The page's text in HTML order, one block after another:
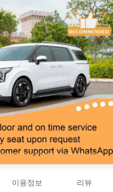
이용정보 리뷰